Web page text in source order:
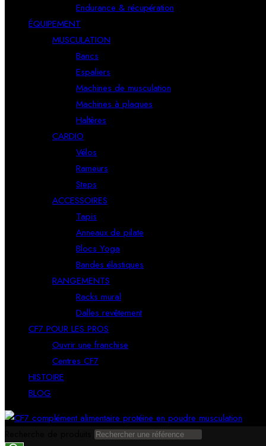
Endurance & récupération
ÉQUIPEMENT
MUSCULATION
Bancs
Espaliers
Machines de musculation
Machines à plaques
Haltères
CARDIO
Vélos
Rameurs
Steps
ACCESSOIRES
Tapis
Anneaux de pilate
Blocs Yoga
Bandes élastiques
RANGEMENTS
Racks mural
Dalles revêtement
CF7 POUR LES PROS
Ouvrir une franchise
Centres CF7
HISTOIRE
BLOG